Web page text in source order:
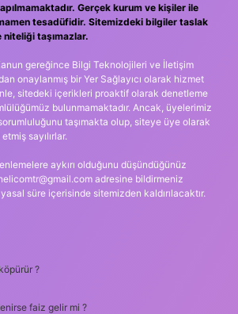
Gerçek kurum ve kişiler ile
tesadüfidir. Sitemizdeki bilgiler taslak
taşımazlar.
gereğince Bilgi Teknolojileri ve İletişim
onaylanmış bir Yer Sağlayıcı olarak hizmet
sitedeki içerikleri proaktif olarak denetleme
bulunmamaktadır. Ancak, üyelerimiz
taşımakta olup, siteye üye olarak
sayılırlar.
aykırı olduğunu düşündüğünüz
adresine bildirmeniz
süre içerisinde sitemizden kaldırılacaktır.
?
faiz gelir mi ?